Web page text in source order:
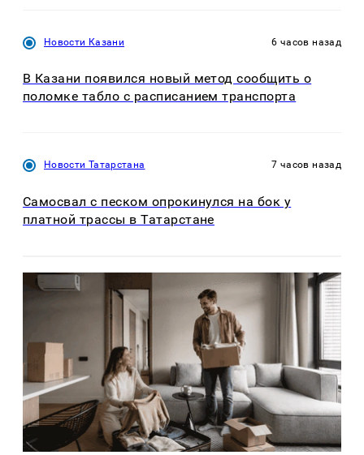
Новости Казани 6 часов назад
В Казани появился новый метод сообщить о
поломке табло с расписанием транспорта
Новости Татарстана 7 часов назад
Самосвал с песком опрокинулся на бок у
платной трассы в Татарстане